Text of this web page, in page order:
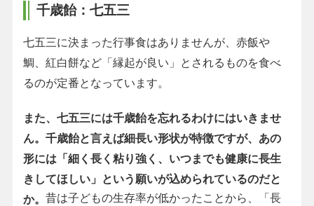
千歳飴：七五三
七五三に決まった行事食はありませんが、赤飯や
鯛、紅白餅など「縁起が良い」とされるものを食べ
るのが定番となっています。
また、七五三には千歳飴を忘れるわけにはいきませ
ん。千歳飴と言えば細長い形状が特徴ですが、あの
形には「細く長く粘り強く、いつまでも健康に長生
きしてほしい」という願いが込められているのだと
か。 昔は子どもの生存率が低かったことから、「長